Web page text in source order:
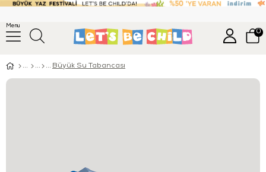
Menu
0
Büyük Su Tabancası